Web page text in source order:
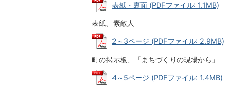
表紙・裏面 (PDFファイル: 1.1MB)
表紙、素敵人
2～3ページ (PDFファイル: 2.9MB)
町の掲示板、「まちづくりの現場から」
4～5ページ (PDFファイル: 1.4MB)